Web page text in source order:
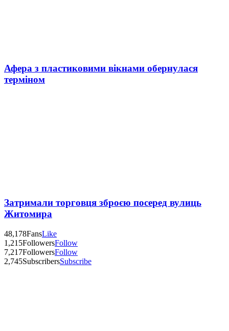
Афера з пластиковими вікнами обернулася
терміном
Затримали торговця зброєю посеред вулиць
Житомира
48,178FansLike
1,215FollowersFollow
7,217FollowersFollow
2,745SubscribersSubscribe